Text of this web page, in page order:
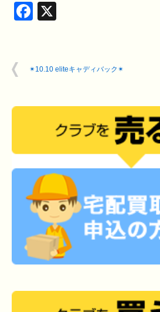
Facebook
✴︎10.10 eliteキャディバック✴︎